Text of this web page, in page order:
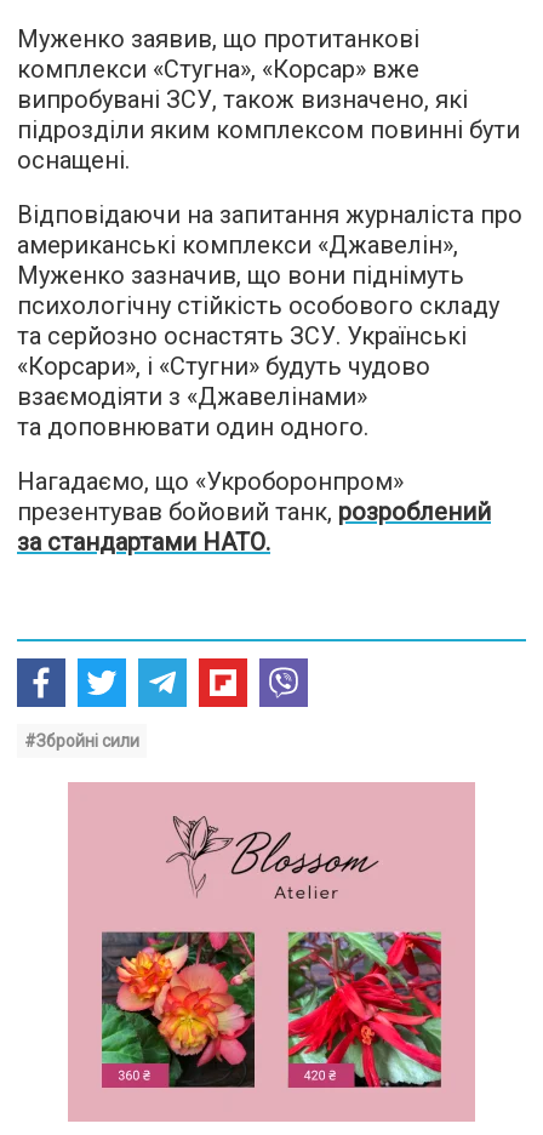
Муженко заявив, що протитанкові
комплекси «Стугна», «Корсар» вже
випробувані ЗСУ, також визначено, які
підрозділи яким комплексом повинні бути
оснащені.
Відповідаючи на запитання журналіста про
американські комплекси «Джавелін»,
Муженко зазначив, що вони піднімуть
психологічну стійкість особового складу
та серйозно оснастять ЗСУ. Українські
«Корсари», і «Стугни» будуть чудово
взаємодіяти з «Джавелінами»
та доповнювати один одного.
Нагадаємо, що «Укроборонпром»
презентував бойовий танк, розроблений
за стандартами НАТО.
#Збройні сили